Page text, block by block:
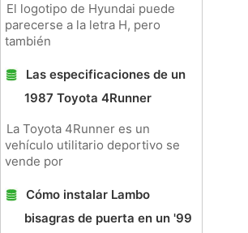
El logotipo de Hyundai puede
parecerse a la letra H, pero
también
Las especificaciones de un
1987 Toyota 4Runner
La Toyota 4Runner es un
vehículo utilitario deportivo se
vende por
Cómo instalar Lambo
bisagras de puerta en un '99